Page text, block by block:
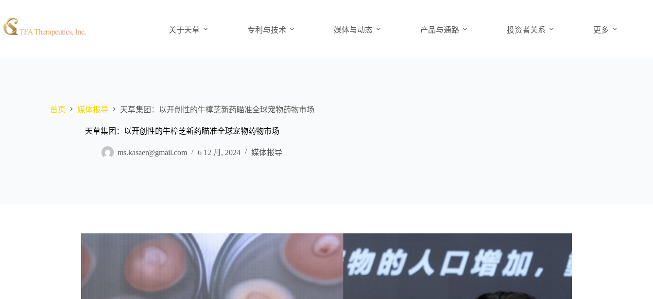
关于天草 专利与技术 媒体与动态 产品与通路 投资者关系 更多
首页 媒体报导 天草集团：以开创性的牛樟芝新药瞄准全球宠物药物市场
天草集团：以开创性的牛樟芝新药瞄准全球宠物药物市场
ms.kasaer@gmail.com 6 12 月, 2024 媒体报导